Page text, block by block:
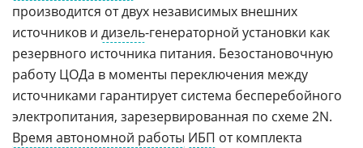
производится от двух независимых внешних
источников и дизель-генераторной установки как
резервного источника питания. Безостановочную
работу ЦОДа в моменты переключения между
источниками гарантирует система бесперебойного
электропитания, зарезервированная по схеме 2N.
Время автономной работы ИБП от комплекта